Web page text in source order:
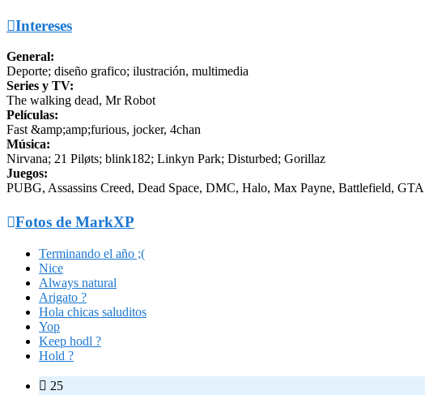
Intereses
General:
Deporte; diseño grafico; ilustración, multimedia
Series y TV:
The walking dead, Mr Robot
Películas:
Fast &amp;amp;furious, jocker, 4chan
Música:
Nirvana; 21 Piløts; blink182; Linkyn Park; Disturbed; Gorillaz
Juegos:
PUBG, Assassins Creed, Dead Space, DMC, Halo, Max Payne, Battlefield, GTA
Fotos de MarkXP
Terminando el año ;(
Nice
Always natural
Arigato ?
Hola chicas saluditos
Yop
Keep hodl ?
Hold ?
 25